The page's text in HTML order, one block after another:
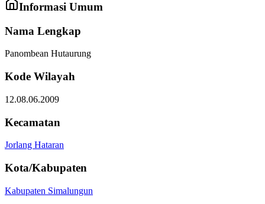
Informasi Umum
Nama Lengkap
Panombean Hutaurung
Kode Wilayah
12.08.06.2009
Kecamatan
Jorlang Hataran
Kota/Kabupaten
Kabupaten Simalungun